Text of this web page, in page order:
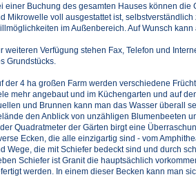
einer Buchung des gesamten Hauses können
Mikrowelle voll ausgestattet ist,
im Außenbereich. Auf Wunsch
weiteren Verfügung stehen Fax, Telefon und
Grundstücks.
der 4 ha großen Farm werden verschiedene
mehr angebaut und im Küchengarten und auf
und Brunnen kann man das Wasser überall
den Anblick von unzähligen Blumenbeeten
Quadratmeter der Gärten birgt eine
Ecken, die alle einzigartig sind - vom
Wege, die mit Schiefer bedeckt sind und durch
Schiefer ist Granit die hauptsächlich
werden. In einem dieser Becken kann man